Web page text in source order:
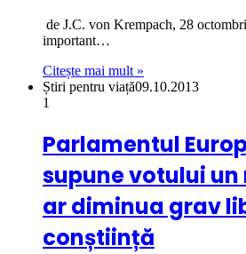
de J.C. von Krempach, 28
important…
Citește mai mult »
Știri pentru viață09.10.2013
1
Parlamentul
supune votului
ar diminua grav
conștiință